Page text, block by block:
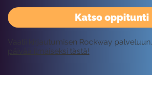
Katso oppitunti
Vaatii kirjautumisen Rockway palveluun.
päivää ilmaiseksi tästä!